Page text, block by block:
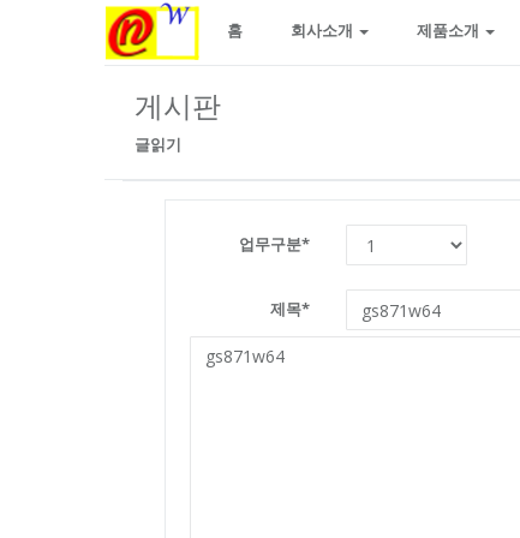
홈 회사소개 제품소개
게시판
글읽기
업무구분*
제목*